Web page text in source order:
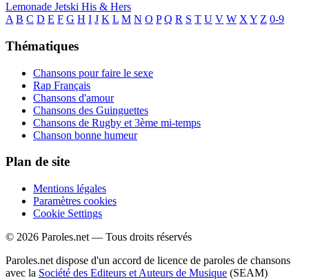
Lemonade Jetski His & Hers
A B C D E F G H I J K L M N O P Q R S T U V W X Y Z 0-9
Thématiques
Chansons pour faire le sexe
Rap Français
Chansons d'amour
Chansons des Guinguettes
Chansons de Rugby et 3ème mi-temps
Chanson bonne humeur
Plan de site
Mentions légales
Paramètres cookies
Cookie Settings
© 2026 Paroles.net — Tous droits réservés
Paroles.net dispose d'un accord de licence de paroles de chansons
avec la Société des Editeurs et Auteurs de Musique (SEAM)